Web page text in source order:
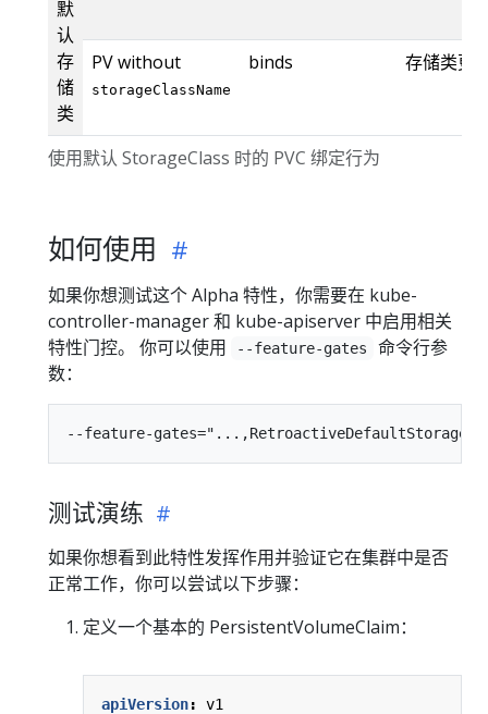
使用默认 StorageClass 时的 PVC 绑定行为
默
认
存
储
类
PV without
storageClassName
binds 存储类更
如何使用
如果你想测试这个 Alpha 特性，你需要在 kube-
controller-manager 和 kube-apiserver 中启用相关
特性门控。 你可以使用
--feature-gates
命令行参
数：
测试演练
如果你想看到此特性发挥作用并验证它在集群中是否
正常工作，你可以尝试以下步骤：
定义一个基本的 PersistentVolumeClaim：
apiVersion:
v1